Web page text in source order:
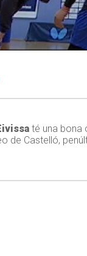
té una bona
de Castelló,